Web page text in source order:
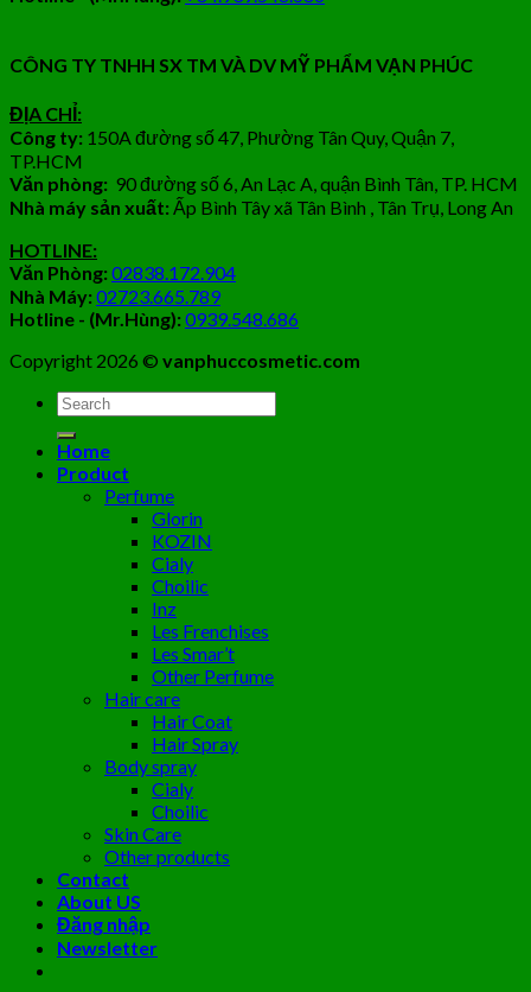
CÔNG TY TNHH SX TM VÀ DV MỸ PHẨM VẠN PHÚC
ĐỊA CHỈ:
Công ty: 150A đường số 47, Phường Tân Quy, Quận 7,
TP.HCM
Văn phòng: 90 đường số 6, An Lạc A, quận Bình Tân, TP. HCM
Nhà máy sản xuất:Ấp Bình Tây xã Tân Bình , Tân Trụ, Long An
HOTLINE:
Văn Phòng:02838.172.904
Nhà Máy:02723.665.789
Hotline - (Mr.Hùng):0939.548.686
Copyright 2026 © vanphuccosmetic.com
Tìm
kiếm:
Home
Product
Perfume
Glorin
KOZIN
Cialy
Choilic
Inz
Les Frenchises
Les Smar’t
Other Perfume
Hair care
Hair Coat
Hair Spray
Body spray
Cialy
Choilic
Skin Care
Other products
Contact
About US
Đăng nhập
Newsletter